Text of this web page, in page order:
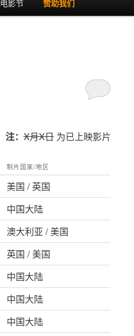
电影节 赞助我们
注：X月X日为已上映影片
制片国家/地区
美国 / 英国
中国大陆
澳大利亚 / 美国
英国 / 美国
中国大陆
中国大陆
中国大陆